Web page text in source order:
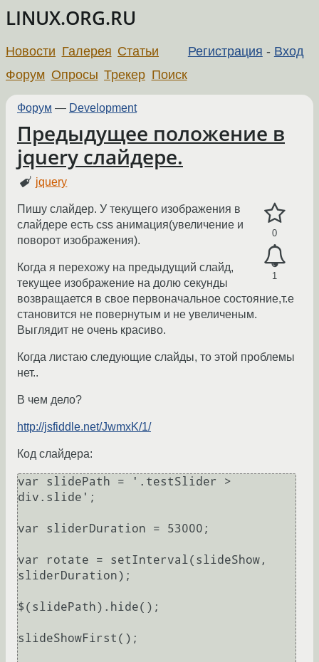
LINUX.ORG.RU
Регистрация - Вход
Новости Галерея Статьи
Форум Опросы Трекер Поиск
Форум — Development
Предыдущее положение в
jquery слайдере.
jquery
0
1
Пишу слайдер. У текущего изображения в
слайдере есть css анимация(увеличение и
поворот изображения).
Когда я перехожу на предыдущий слайд,
текущее изображение на долю секунды
возвращается в свое первоначальное состояние,т.е
становится не повернутым и не увеличеным.
Выглядит не очень красиво.
Когда листаю следующие слайды, то этой проблемы
нет..
В чем дело?
http://jsfiddle.net/JwmxK/1/
Код слайдера:
var slidePath = '.testSlider >
div.slide';
var sliderDuration = 53000;
var rotate = setInterval(slideShow,
sliderDuration);
$(slidePath).hide();
slideShowFirst();